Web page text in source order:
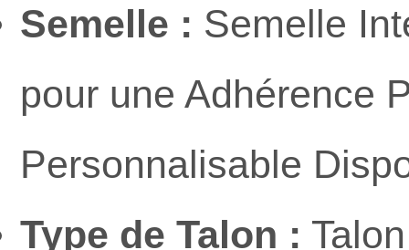
Semelle : Semelle
pour une Adhérence
Personnalisable
Type de Talon :